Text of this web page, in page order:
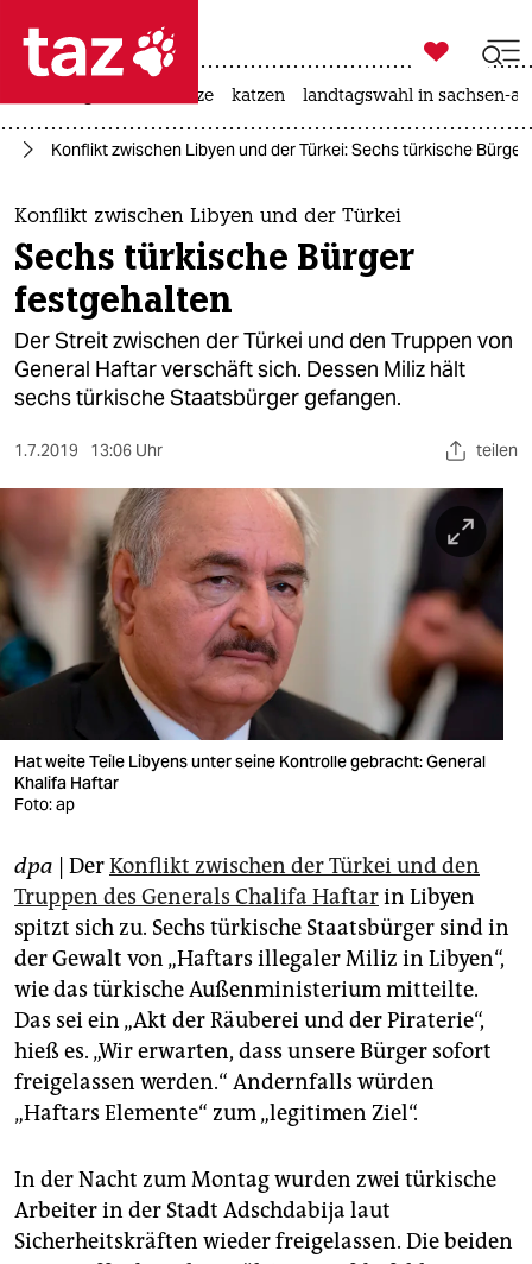
 taz zahl ich
taz zahl ich
themen
politik
öko
gesellschaft
sport
berlin
nord
wahrheit
verlag
verlag
veranstaltungen
fragen & hilfe
unterstützen
abo
genossenschaft
epaper login

taz zahl ich
hitze katzen landtagswahl in sachsen-
Konflikt zwischen Libyen und der Türkei: Sechs türkische
Konflikt zwischen Libyen und der Türkei
Sechs türkische Bürger
festgehalten
Der Streit zwischen der Türkei und den Truppen von
General Haftar verschäft sich. Dessen Miliz hält
sechs türkische Staatsbürger gefangen.
1.7.2019 13:06 Uhr teilen
Hat weite Teile Libyens unter seine Kontrolle gebracht: General
Khalifa Haftar
Foto: ap
dpa | DerKonflikt zwischen der Türkei und den
Truppen des Generals Chalifa Haftarin Libyen
spitzt sich zu. Sechs türkische Staatsbürger sind in
der Gewalt von „Haftars illegaler Miliz in Libyen“,
wie das türkische Außenministerium mitteilte.
Das sei ein „Akt der Räuberei und der Piraterie“,
hieß es. „Wir erwarten, dass unsere Bürger sofort
freigelassen werden.“ Andernfalls würden
„Haftars Elemente“ zum „legitimen Ziel“.
In der Nacht zum Montag wurden zwei türkische
Arbeiter in der Stadt Adschdabija laut
Sicherheitskräften wieder freigelassen. Die beiden